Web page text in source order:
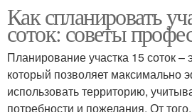
Как спланировать
соток: советы
Планирование участка 15 соток –
который позволяет максимально
использовать территорию,
потребности и пожелания. От